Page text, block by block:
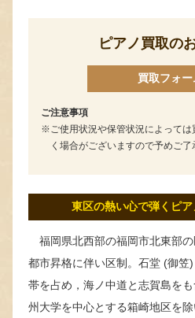
ピアノ買取の
買取フォー
ご注意事項
ご使用状況や保管状況によって
く場合がございますので予めご了
東区の熱い心で弾くピ
福岡県北西部の福岡市北東部
都市昇格に伴い区制。石堂 (御笠
帯を占め，海ノ中道と志賀島を
州大学を中心とする箱崎地区を